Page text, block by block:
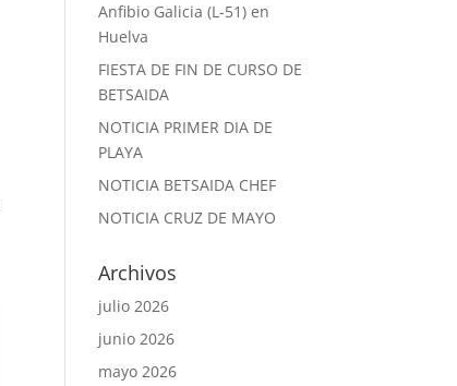
Anfibio Galicia (L-51) en
Huelva
FIESTA DE FIN DE CURSO DE
BETSAIDA
NOTICIA PRIMER DIA DE
PLAYA
NOTICIA BETSAIDA CHEF
NOTICIA CRUZ DE MAYO
Archivos
julio 2026
junio 2026
mayo 2026